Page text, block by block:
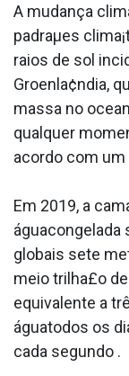
A mudança
padraµes
raios de sol
Groenla¢ndia,
massa no
qualquer
acordo com um
Em 2019, a
águacongelada
globais sete
meio trilha£o
equivalente a
águatodos os
cada segundo .